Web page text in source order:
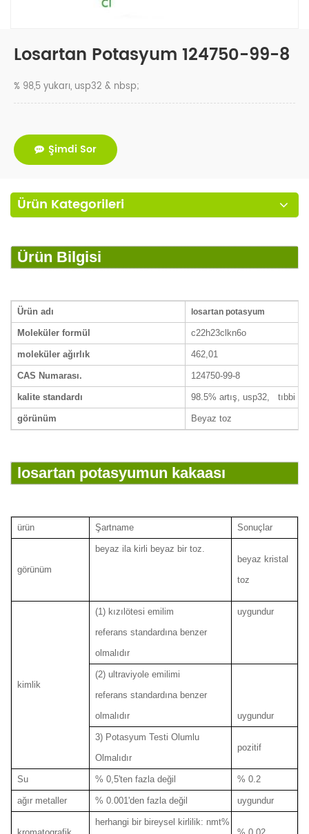
Losartan Potasyum 124750-99-8
% 98,5 yukarı, usp32 & nbsp;
Şimdi Sor
Ürün Kategorileri
Ürün Bilgisi
Ürün adı losartan potasyum
Moleküler formül c22h23clkn6o
moleküler ağırlık 462,01
CAS Numarası. 124750-99-8
kalite standardı 98.5% artış, usp32, tıbbi
görünüm Beyaz toz
losartan potasyumun kakaası
ürün Şartname Sonuçlar
görünüm
beyaz ila kirli beyaz bir toz.
beyaz kristal
toz
kimlik
(1) kızılötesi emilim
referans standardına benzer
olmalıdır
uygundur
(2) ultraviyole emilimi
referans standardına benzer
olmalıdır uygundur
3) Potasyum Testi Olumlu
Olmalıdır
pozitif
Su % 0,5'ten fazla değil % 0.2
ağır metaller % 0.001'den fazla değil uygundur
herhangi bir bireysel kirlilik: nmt%